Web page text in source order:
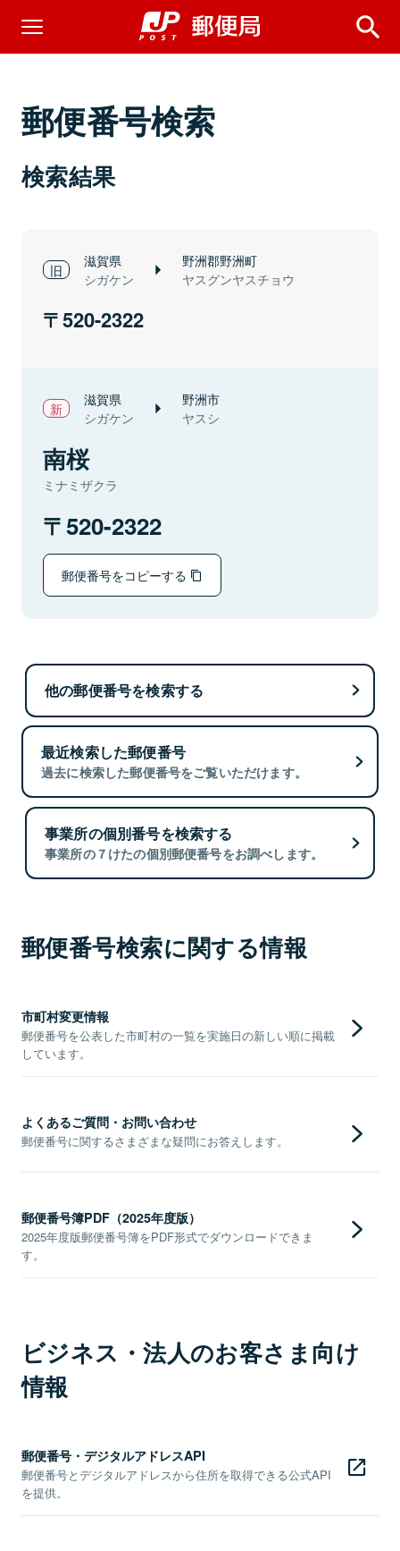
郵便番号検索
検索結果
滋賀県
シガケン
野洲郡野洲町
ヤスグンヤスチョウ
520-2322
滋賀県
シガケン
野洲市
ヤスシ
南桜
ミナミザクラ
520-2322
郵便番号をコピーする
他の郵便番号を検索する
最近検索した郵便番号
過去に検索した郵便番号をご覧いただけます。
事業所の個別番号を検索する
事業所の７けたの個別郵便番号をお調べします。
郵便番号検索に関する情報
市町村変更情報
郵便番号を公表した市町村の一覧を実施日の新しい順に掲載
しています。
よくあるご質問・お問い合わせ
郵便番号に関するさまざまな疑問にお答えします。
郵便番号簿PDF（2025年度版）
2025年度版郵便番号簿をPDF形式でダウンロードできま
す。
ビジネス・法人のお客さま向け
情報
郵便番号・デジタルアドレスAPI
郵便番号とデジタルアドレスから住所を取得できる公式API
を提供。